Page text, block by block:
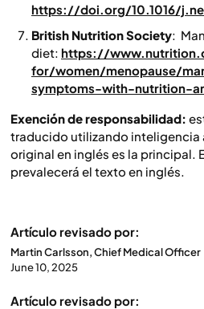
https://doi.org/10.1016/
British Nutrition Society:
diet: https://
for/women/menopause/
symptoms-with-nutrition-
Exención de responsabilidad:
traducido utilizando inteligencia
original en inglés es la principal.
prevalecerá el texto en inglés.
Artículo revisado por:
Martin Carlsson, Chief Medical Officer
June 10, 2025
Artículo revisado por: